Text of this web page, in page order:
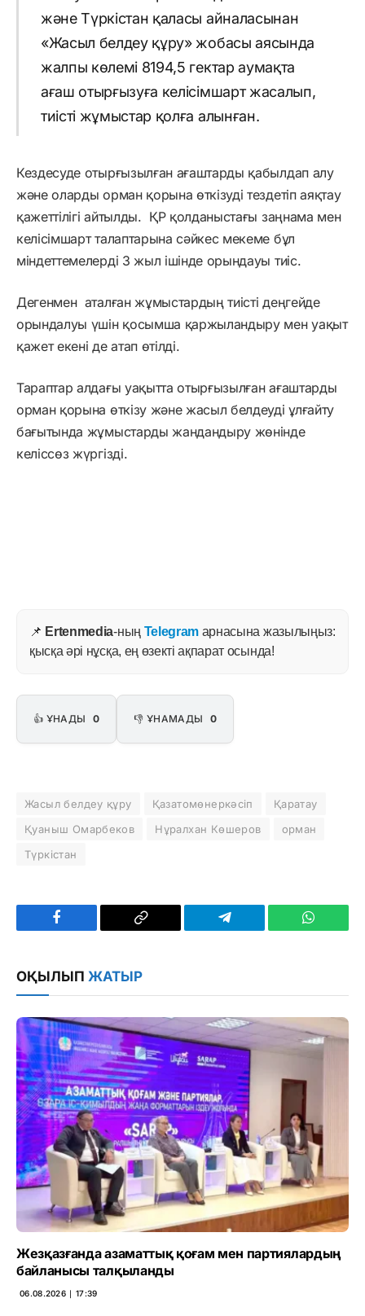
және Түркістан қаласы айналасынан
«Жасыл белдеу құру» жобасы аясында
жалпы көлемі 8194,5 гектар аумақта
ағаш отырғызуға келісімшарт жасалып,
тиісті жұмыстар қолға алынған.
Кездесуде отырғызылған ағаштарды қабылдап алу
және оларды орман қорына өткізуді тездетіп аяқтау
қажеттілігі айтылды. ҚР қолданыстағы заңнама мен
келісімшарт талаптарына сәйкес мекеме бұл
міндеттемелерді 3 жыл ішінде орындауы тиіс.
Дегенмен аталған жұмыстардың тиісті деңгейде
орындалуы үшін қосымша қаржыландыру мен уақыт
қажет екені де атап өтілді.
Тараптар алдағы уақытта отырғызылған ағаштарды
орман қорына өткізу және жасыл белдеуді ұлғайту
бағытында жұмыстарды жандандыру жөнінде
келіссөз жүргізді.
📌 Ertenmedia-ның Telegram арнасына жазылыңыз:
қысқа әрі нұсқа, ең өзекті ақпарат осында!
👍 ҰНАДЫ 0 👎 ҰНАМАДЫ 0
Жасыл белдеу құру Қазатомөнеркәсіп
Қаратау
Қуаныш Омарбеков
Нұралхан Көшеров
орман
Түркістан
Facebook
Copy
Telegram
ОҚЫЛЫП ЖАТЫР
Жезқазғанда азаматтық қоғам мен партиялардың
байланысы талқыланды
06.08.2026 ∣ 17:39